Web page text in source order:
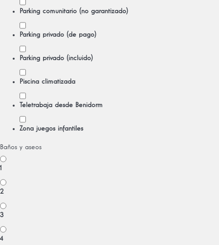
Parking comunitario (no garantizado)
Parking privado (de pago)
Parking privado (incluido)
Piscina climatizada
Teletrabaja desde Benidorm
Zona juegos infantiles
Baños y aseos
1
2
3
4